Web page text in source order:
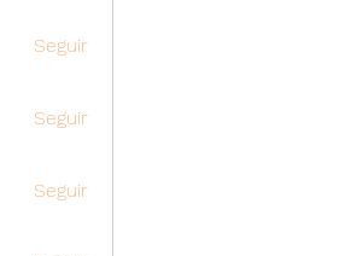
Seguir
Seguir
Seguir